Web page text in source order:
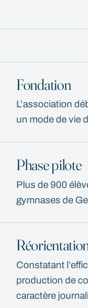
Fondation
L’association
un mode de vie
Phase pilote
Plus de 900
gymnases de
Constatant
production de
caractère